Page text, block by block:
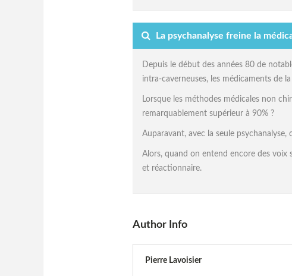
La psychanalyse freine la
Depuis le début des années 80 de
intra-caverneuses, les médicaments de
Lorsque les méthodes médicales non
remarquablement supérieur à 90% ?
Auparavant, avec la seule
Alors, quand on entend encore des voix
et réactionnaire.
Author Info
Pierre Lavoisier